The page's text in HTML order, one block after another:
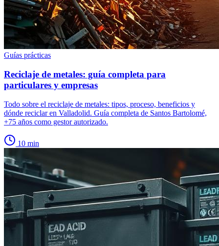
Guías prácticas
Reciclaje de metales: guía completa para
particulares y empresas
Todo sobre el reciclaje de metales: tipos, proceso, beneficios y
dónde reciclar en Valladolid. Guía completa de Santos Bartolomé,
+75 años como gestor autorizado.
10 min